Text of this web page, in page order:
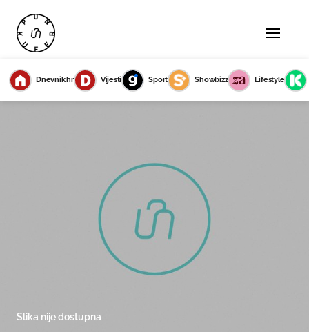
Dnevnik.hr Vijesti Sport Showbizz Lifestyle
Slika nije dostupna